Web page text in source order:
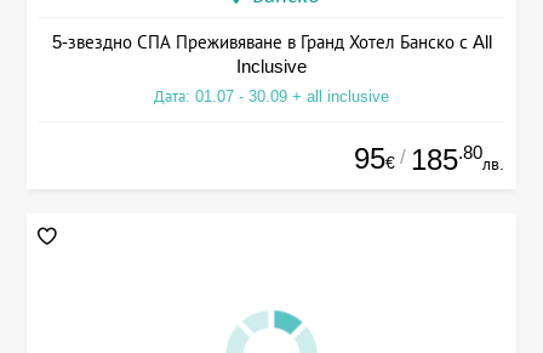
5-звездно СПА Преживяване в Гранд Хотел Банско с All
Inclusive
Дата: 01.07 - 30.09 + all inclusive
95€ / 185.80
лв.